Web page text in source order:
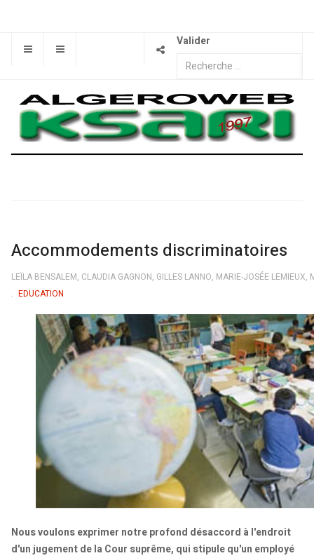
Valider
Accommodements discriminatoires
LEÏLA BENSALEM, CLAUDIA GAGNON, GILLES LANNO, MARIE-JOSÉE LEMIEUX,
EDUCATION
Nous voulons exprimer notre profond désaccord à l'endroit
d'un jugement de la Cour suprême, qui stipule qu'un employé